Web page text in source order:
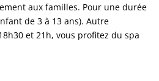
aux familles. Pour une durée
de 3 à 13 ans). Autre
et 21h, vous profitez du spa